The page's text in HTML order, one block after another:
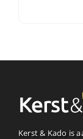
Kerst & Kado is